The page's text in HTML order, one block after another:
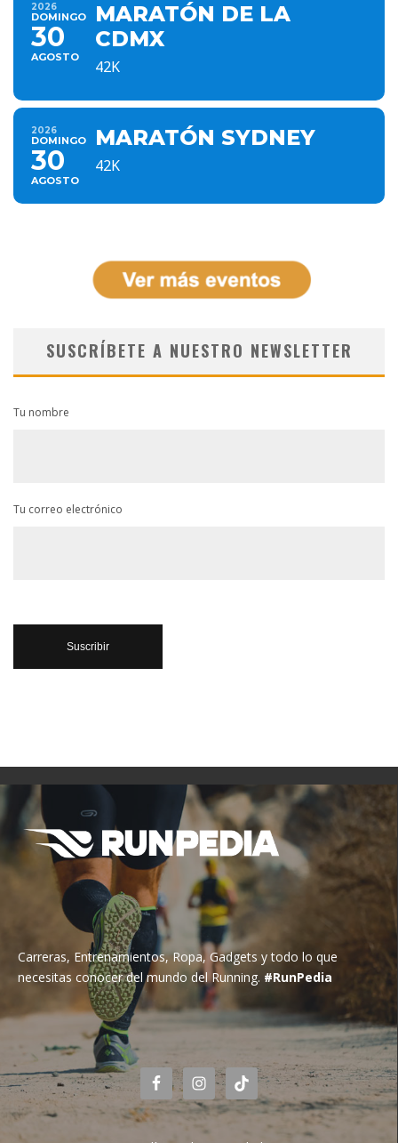
2026
DOMINGO
30
AGOSTO
MARATÓN DE LA
CDMX
42K
2026
DOMINGO
30
AGOSTO
MARATÓN SYDNEY
42K
SUSCRÍBETE A NUESTRO NEWSLETTER
Tu nombre
Tu correo electrónico
Carreras, Entrenamientos, Ropa, Gadgets y todo lo que
necesitas conocer del mundo del Running. #RunPedia